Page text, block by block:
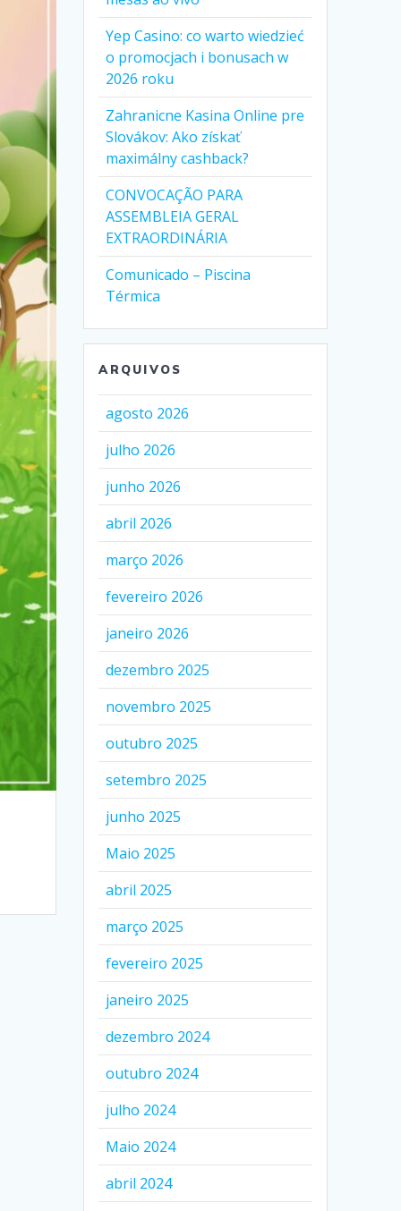
Yep Casino: co warto wiedzieć
o promocjach i bonusach w
2026 roku
Zahranicne Kasina Online pre
Slovákov: Ako získať
maximálny cashback?
CONVOCAÇÃO PARA
ASSEMBLEIA GERAL
EXTRAORDINÁRIA
Comunicado – Piscina
Térmica
ARQUIVOS
agosto 2026
julho 2026
junho 2026
abril 2026
março 2026
fevereiro 2026
janeiro 2026
dezembro 2025
novembro 2025
outubro 2025
setembro 2025
junho 2025
Maio 2025
abril 2025
março 2025
fevereiro 2025
janeiro 2025
dezembro 2024
outubro 2024
julho 2024
Maio 2024
abril 2024